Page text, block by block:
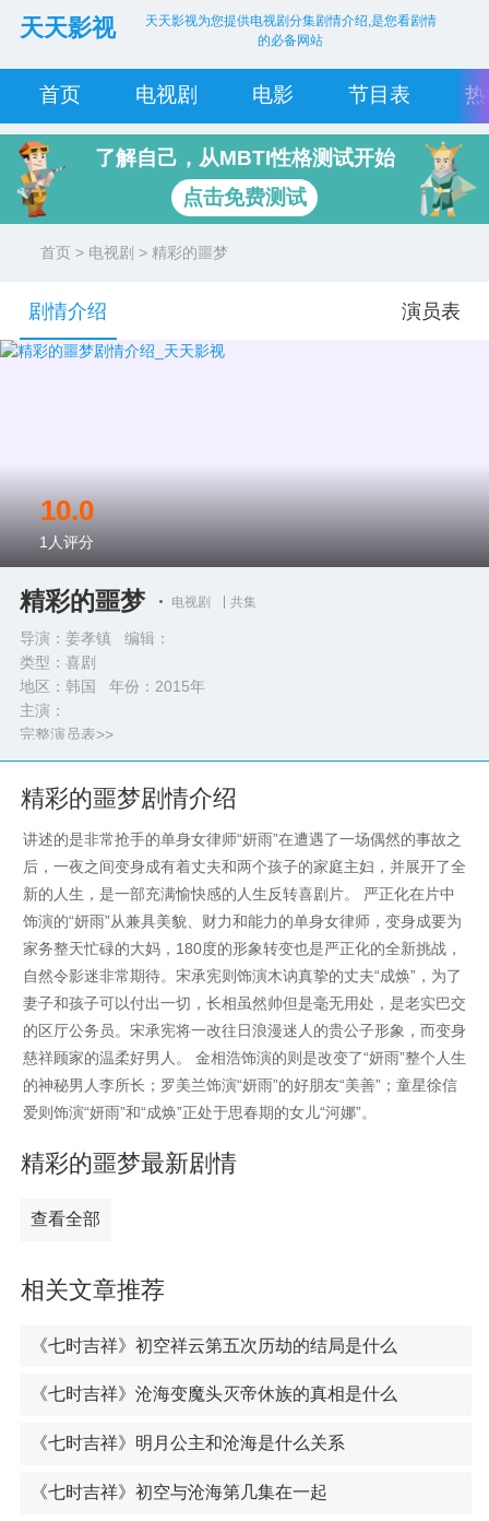
天天影视
天天影视为您提供电视剧分集剧情介绍,是您看剧情
的必备网站
首页 电视剧 电影 节目表
了解自己，从MBTI性格测试开始
点击免费测试
首页 > 电视剧 > 精彩的噩梦
剧情介绍 演员表
精彩的噩梦 电视剧 共集
导演：姜孝镇 编辑：
类型： 喜剧
地区：韩国 年份： 2015年
主演：
完整演员表>>
10.0
1 人评分
精彩的噩梦剧情介绍
讲述的是非常抢手的单身女律师“妍雨”在遭遇了一场偶然的事故之
后，一夜之间变身成有着丈夫和两个孩子的家庭主妇，并展开了全
新的人生，是一部充满愉快感的人生反转喜剧片。 严正化在片中
饰演的“妍雨”从兼具美貌、财力和能力的单身女律师，变身成要为
家务整天忙碌的大妈，180度的形象转变也是严正化的全新挑战，
自然令影迷非常期待。宋承宪则饰演木讷真挚的丈夫“成焕”，为了
妻子和孩子可以付出一切，长相虽然帅但是毫无用处，是老实巴交
的区厅公务员。宋承宪将一改往日浪漫迷人的贵公子形象，而变身
慈祥顾家的温柔好男人。 金相浩饰演的则是改变了“妍雨”整个人生
的神秘男人李所长；罗美兰饰演“妍雨”的好朋友“美善”；童星徐信
爱则饰演“妍雨”和“成焕”正处于思春期的女儿“河娜”。
精彩的噩梦最新剧情
查看全部
相关文章推荐
《七时吉祥》初空祥云第五次历劫的结局是什么
《七时吉祥》沧海变魔头灭帝休族的真相是什么
《七时吉祥》明月公主和沧海是什么关系
《七时吉祥》初空与沧海第几集在一起